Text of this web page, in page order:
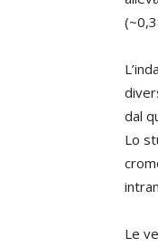
dal
Lo
Le